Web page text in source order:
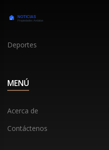
Deportes
MENÚ
Acerca de
Contáctenos